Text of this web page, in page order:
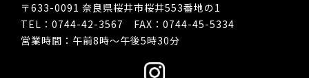
〒633-0091 奈良県桜井市桜井553番地の1
TEL：0744-42-3567 FAX：0744-45-5334
営業時間：午前8時～午後5時30分